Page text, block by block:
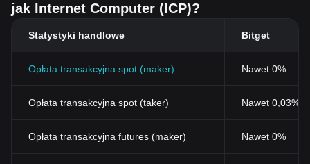
jak Internet Computer (ICP)?
Statystyki handlowe Bitget
Opłata transakcyjna spot (maker) Nawet 0%
Opłata transakcyjna spot (taker) Nawet 0,03%
Opłata transakcyjna futures (maker) Nawet 0%